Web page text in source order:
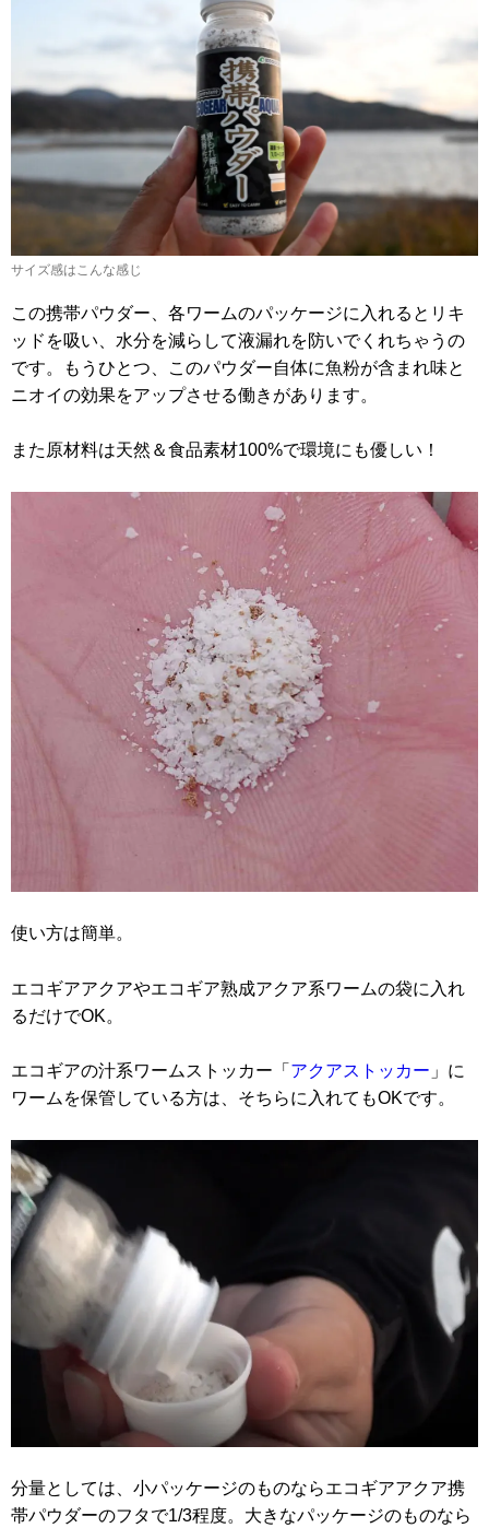
サイズ感はこんな感じ
この携帯パウダー、各ワームのパッケージに入れるとリキ
ッドを吸い、水分を減らして液漏れを防いでくれちゃうの
です。もうひとつ、このパウダー自体に魚粉が含まれ味と
ニオイの効果をアップさせる働きがあります。
また原材料は天然＆食品素材100%で環境にも優しい！
使い方は簡単。
エコギアアクアやエコギア熟成アクア系ワームの袋に入れ
るだけでOK。
エコギアの汁系ワームストッカー「 アクアストッカー 」に
ワームを保管している方は、そちらに入れてもOKです。
分量としては、小パッケージのものならエコギアアクア携
帯パウダーのフタで1/3程度。大きなパッケージのものなら